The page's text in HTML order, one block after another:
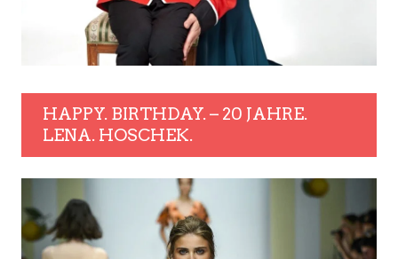
HAPPY. BIRTHDAY. – 20 JAHRE.
LENA. HOSCHEK.